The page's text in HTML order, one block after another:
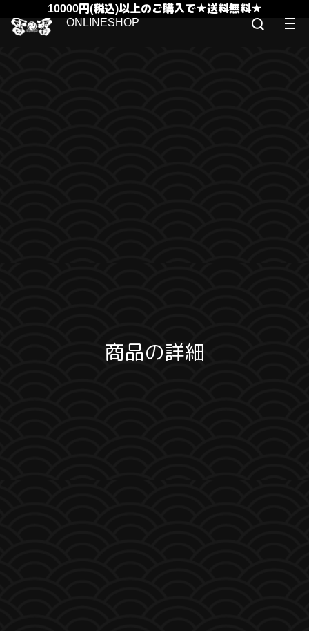
10000円(税込)以上のご購入で★送料無料★
商品の詳細
ONLINESHOP